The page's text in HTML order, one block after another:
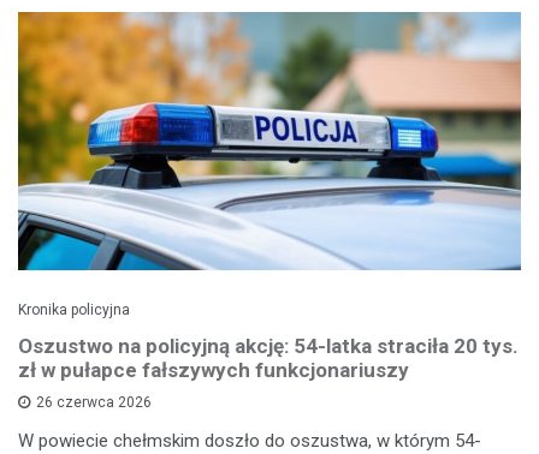
Kronika policyjna
Oszustwo na policyjną akcję: 54-latka straciła 20 tys.
zł w pułapce fałszywych funkcjonariuszy
26 czerwca 2026
W powiecie chełmskim doszło do oszustwa, w którym 54-